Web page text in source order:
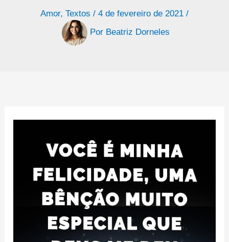
Amor, Textos / 4 de fevereiro de 2021 /
Por Beatriz Dorneles